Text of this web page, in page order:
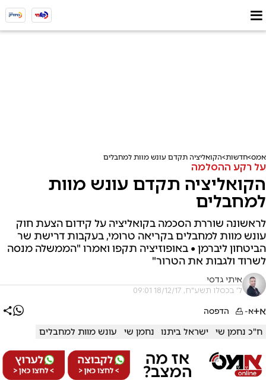
אמס חדשות הקואליציה תקדם עונש מוות למחבלים
על רקע ההסלמה
הקואליציה תקדם עונש מוות
למחבלים
לראשונה שוררת הסכמה בקואליציה על קידום הצעת חוק
עונש מוות למחבלים בקריאה טרומי, בעקבות דרישת שר
הביטחון ליברמן • באופוזיציה תקפו ואמרו "הממשלה מנסה
לשרוד ולגבות את הטרור"
איתי גדסי
ל' בכסלו תשע"ח, 18/12/17 09:01
א+א- הדפסה
ח"כ נחמן שי ישראל ביתנו נחמן שי עונש מוות למחבלים